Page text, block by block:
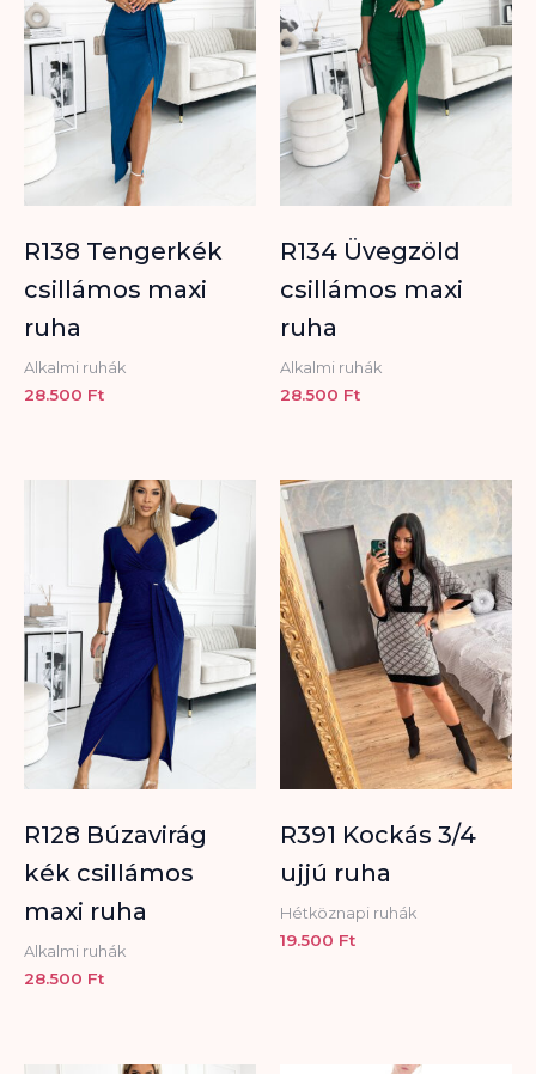
R138 Tengerkék
csillámos maxi
ruha
Alkalmi ruhák
28.500 Ft
R134 Üvegzöld
csillámos maxi
ruha
Alkalmi ruhák
28.500 Ft
R128 Búzavirág
kék csillámos
maxi ruha
Alkalmi ruhák
28.500 Ft
R391 Kockás 3/4
ujjú ruha
Hétköznapi ruhák
19.500 Ft